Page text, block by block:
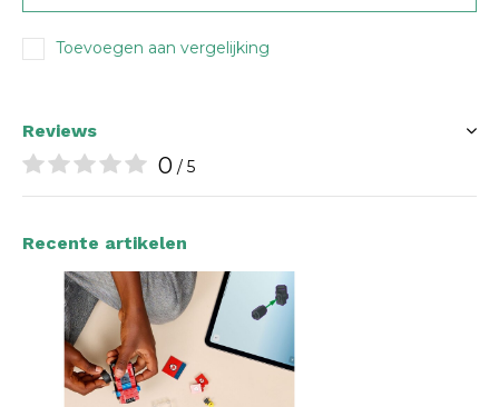
Toevoegen aan vergelijking
Reviews
0 / 5
Recente artikelen